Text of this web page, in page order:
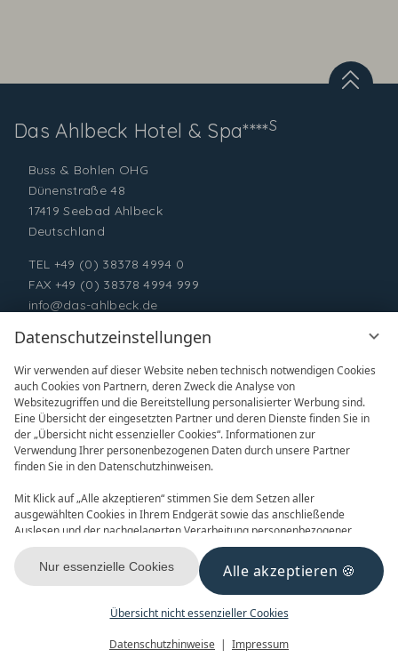
Datenschutzeinstellungen
Wir verwenden auf dieser Website neben technisch notwendigen Cookies
auch Cookies von Partnern, deren Zweck die Analyse von
Websitezugriffen und die Bereitstellung personalisierter Werbung sind.
Eine Übersicht der eingesetzten Partner und deren Dienste finden Sie in
der „Übersicht nicht essenzieller Cookies“. Informationen zur
Verwendung Ihrer personenbezogenen Daten durch unsere Partner
finden Sie in den Datenschutzhinweisen.
Mit Klick auf „Alle akzeptieren“ stimmen Sie dem Setzen aller
ausgewählten Cookies in Ihrem Endgerät sowie das anschließende
Auslesen und der nachgelagerten Verarbeitung personenbezogener
Daten (z.B. Ihrer IP-Adresse) durch uns und unseren Partnern zu. Falls
Sie damit nicht einverstanden sind, klicken Sie bitte auf „Nur essenzielle
Cookies“. Eine individuelle Auswahl können Sie unter „Übersicht nicht
essenzieller Cookies“ tätigen. Sie können Ihre Auswahl im Fußbereich
dieser Website oder in den Datenschutzhinweisen jederzeit aufrufen und
Alle akzeptieren
Nur essenzielle Cookies
Übersicht nicht essenzieller Cookies
Datenschutzhinweise Impressum
GutscheineBuchen
Das Ahlbeck Hotel & Spa****S
Buss & Bohlen OHG
Dünenstraße 48
17419 Seebad Ahlbeck
Deutschland
TEL +49 (0) 38378 4994 0
FAX +49 (0) 38378 4994 999
info@das-ahlbeck.de
ONLINE BUCHEN ANFRAGEN
GUTSCHEINE NEWSLETTER